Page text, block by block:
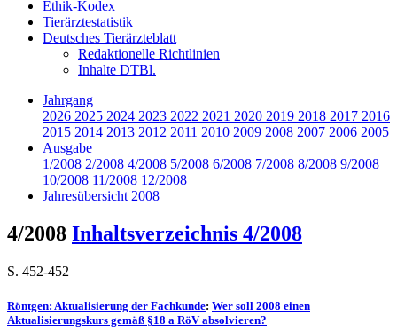
Ethik-Kodex
Tierärztestatistik
Deutsches Tierärzteblatt
Redaktionelle Richtlinien
Inhalte DTBl.
Jahrgang
2026 2025 2024 2023 2022 2021 2020 2019 2018 2017 2016
2015 2014 2013 2012 2011 2010 2009 2008 2007 2006 2005
Ausgabe
1/2008 2/2008 4/2008 5/2008 6/2008 7/2008 8/2008 9/2008
10/2008 11/2008 12/2008
Jahresübersicht 2008
4/2008 Inhaltsverzeichnis 4/2008
S. 452-452
Röntgen: Aktualisierung der Fachkunde: Wer soll 2008 einen
Aktualisierungskurs gemäß §18 a RöV absolvieren?